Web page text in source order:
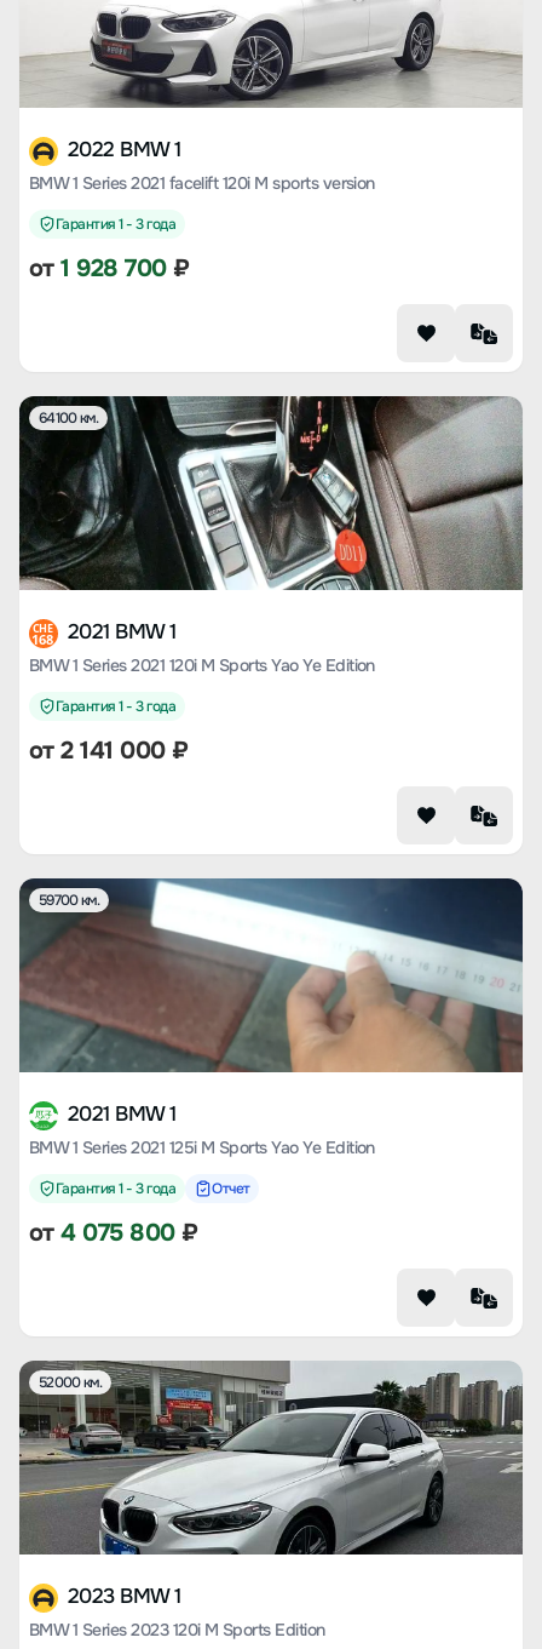
2022 BMW 1
BMW 1 Series 2021 facelift 120i M sports version
Гарантия 1 - 3 года
от1 928 700₽
64100 км.
CHE
168 2021 BMW 1
BMW 1 Series 2021 120i M Sports Yao Ye Edition
Гарантия 1 - 3 года
от2 141 000₽
59700 км.
2021 BMW 1
BMW 1 Series 2021 125i M Sports Yao Ye Edition
Гарантия 1 - 3 года Отчет
от4 075 800₽
52000 км.
2023 BMW 1
BMW 1 Series 2023 120i M Sports Edition